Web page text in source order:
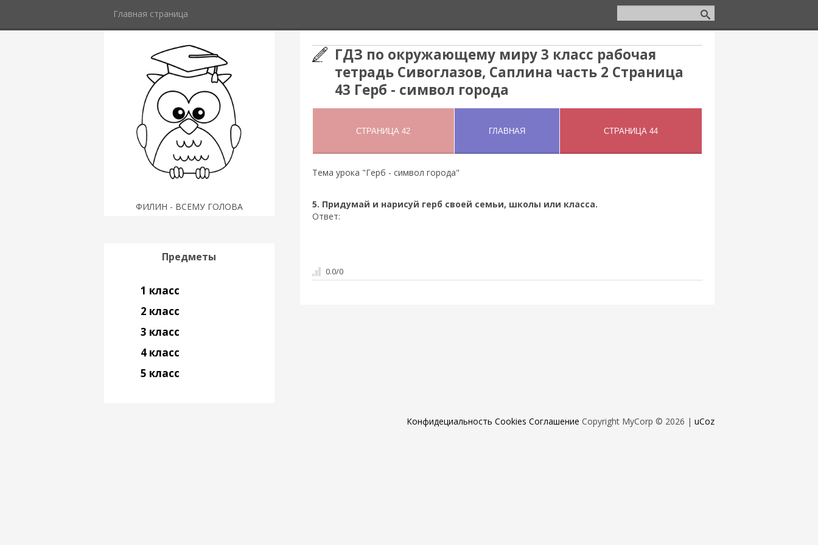
Главная страница
ФИЛИН - ВСЕМУ ГОЛОВА
ГДЗ по окружающему миру 3 класс рабочая
тетрадь Сивоглазов, Саплина часть 2 Страница
43 Герб - символ города
Тема урока "Герб - символ города"
5. Придумай и нарисуй герб своей семьи, школы или класса.
Ответ:
0.0/0
Предметы
1 класс
2 класс
3 класс
4 класс
5 класс
Конфидециальность Cookies Соглашение Copyright MyCorp © 2026 | uCoz